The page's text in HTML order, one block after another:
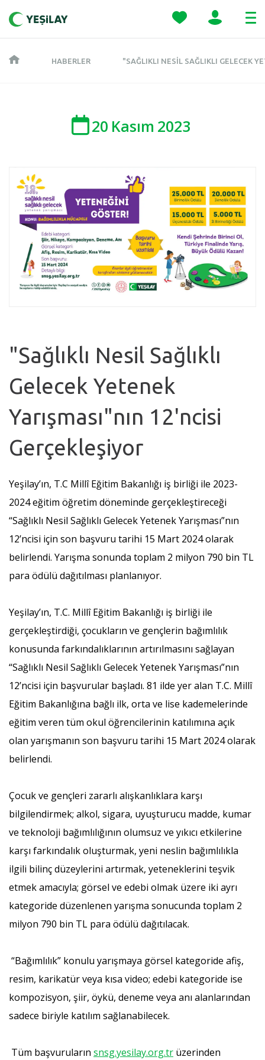
HABERLER "SAĞLIKLI NESIL SAĞLIKLI GELECEK
20 Kasım 2023
"Sağlıklı Nesil Sağlıklı
Gelecek Yetenek
Yarışması"nın 12'ncisi
Gerçekleşiyor
Yeşilay’ın, T.C Millî Eğitim Bakanlığı iş birliği ile 2023-
2024 eğitim öğretim döneminde gerçekleştireceği
“Sağlıklı Nesil Sağlıklı Gelecek Yetenek Yarışması”nın
12’ncisi için son başvuru tarihi 15 Mart 2024 olarak
belirlendi. Yarışma sonunda toplam 2 milyon 790 bin TL
para ödülü dağıtılması planlanıyor.
Yeşilay’ın, T.C. Millî Eğitim Bakanlığı iş birliği ile
gerçekleştirdiği, çocukların ve gençlerin bağımlılık
konusunda farkındalıklarının artırılmasını sağlayan
“Sağlıklı Nesil Sağlıklı Gelecek Yetenek Yarışması”nın
12’ncisi için başvurular başladı. 81 ilde yer alan T.C. Millî
Eğitim Bakanlığına bağlı ilk, orta ve lise kademelerinde
eğitim veren tüm okul öğrencilerinin katılımına açık
olan yarışmanın son başvuru tarihi 15 Mart 2024 olarak
belirlendi.
Çocuk ve gençleri zararlı alışkanlıklara karşı
bilgilendirmek; alkol, sigara, uyuşturucu madde, kumar
ve teknoloji bağımlılığının olumsuz ve yıkıcı etkilerine
karşı farkındalık oluşturmak, yeni neslin bağımlılıkla
ilgili bilinç düzeylerini artırmak, yeteneklerini teşvik
etmek amacıyla; görsel ve edebi olmak üzere iki ayrı
kategoride düzenlenen yarışma sonucunda toplam 2
milyon 790 bin TL para ödülü dağıtılacak.
“Bağımlılık” konulu yarışmaya görsel kategoride afiş,
resim, karikatür veya kısa video; edebi kategoride ise
kompozisyon, şiir, öykü, deneme veya anı alanlarından
sadece biriyle katılım sağlanabilecek.
Tüm başvuruların snsg.yesilay.org.tr üzerinden